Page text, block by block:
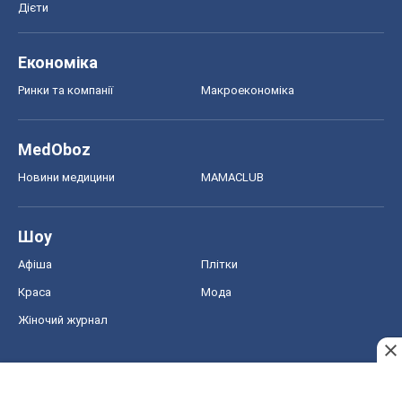
Дієти
Економіка
Ринки та компанії Макроекономіка
MedOboz
Новини медицини MAMACLUB
Шоу
Афіша Плітки
Краса Мода
Жіночий журнал